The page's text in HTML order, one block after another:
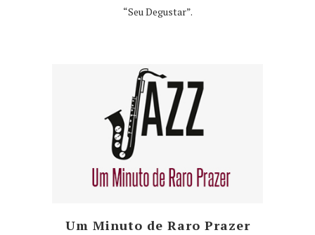
“Seu Degustar”.
Um Minuto de Raro Prazer